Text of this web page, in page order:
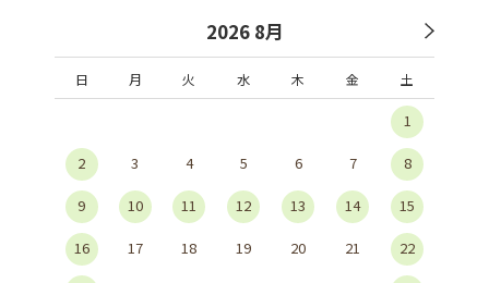
2026 8月
日 月 火 水 木 金 土
1
2 3 4 5 6 7 8
9 10 11 12 13 14 15
16 17 18 19 20 21 22